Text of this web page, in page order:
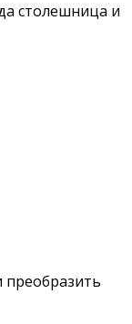
столешница и
преобразить